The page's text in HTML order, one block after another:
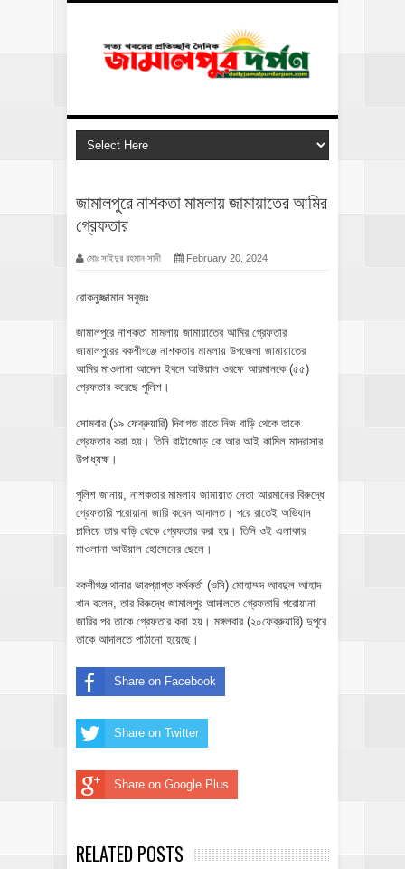
জামালপুরে নাশকতা মামলায় জামায়াতের আমির
গ্রেফতার
মোঃ সাইদুর রহমান সাদী February 20, 2024
রোকনুজ্জামান সবুজঃ
জামালপুরে নাশকতা মামলায় জামায়াতের আমির গ্রেফতার
জামালপুরের বকশীগঞ্জে নাশকতার মামলায় উপজেলা জামায়াতের
আমির মাওলানা আদেল ইবনে আউয়াল ওরফে আরমানকে (৫৫)
গ্রেফতার করেছে পুলিশ।
সোমবার (১৯ ফেব্রুয়ারি) দিবাগত রাতে নিজ বাড়ি থেকে তাকে
গ্রেফতার করা হয়। তিনি বাট্টাজোড় কে আর আই কামিল মাদরাসার
উপাধ্যক্ষ।
পুলিশ জানায়, নাশকতার মামলায় জামায়াত নেতা আরমানের বিরুদ্ধে
গ্রেফতারি পরোয়ানা জারি করেন আদালত। পরে রাতেই অভিযান
চালিয়ে তার বাড়ি থেকে গ্রেফতার করা হয়। তিনি ওই এলাকার
মাওলানা আউয়াল হোসেনের ছেলে।
বকশীগঞ্জ থানার ভারপ্রাপ্ত কর্মকর্তা (ওসি) মোহাম্মদ আবদুল আহাদ
খান বলেন, তার বিরুদ্ধে জামালপুর আদালতে গ্রেফতারি পরোয়ানা
জারির পর তাকে গ্রেফতার করা হয়। মঙ্গলবার (২০ফেব্রুয়ারি) দুপুরে
তাকে আদালতে পাঠানো হয়েছে।
Share on Facebook
Share on Twitter
Share on Google Plus
RELATED POSTS